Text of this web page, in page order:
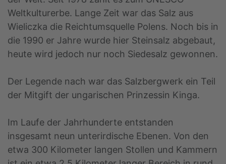
Weltkulturerbe. Lange Zeit war das Salz aus
Wieliczka die Reichtumsquelle Polens. Noch bis in
die 1990 er Jahre wurde hier Steinsalz abgebaut,
heute wird jedoch nur noch Siedesalz gewonnen.
Der Legende nach war das Salzbergwerk ein Teil
der Mitgift der ungarischen Prinzessin Kinga.
Im Laufe der Jahrhunderte entstanden
insgesamt neun unterirdische Ebenen. Von den
etwa 300 Kilometer langen Stollen und Kammern